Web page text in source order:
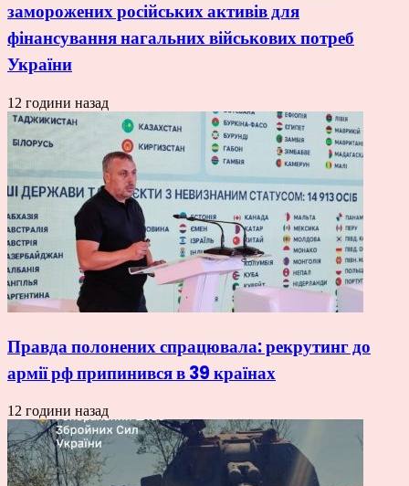
заморожених російських активів для
фінансування нагальних військових потреб
України
12 години назад
Правда полонених спрацювала: рекрутинг до
армії рф припинився в 39 країнах
12 години назад